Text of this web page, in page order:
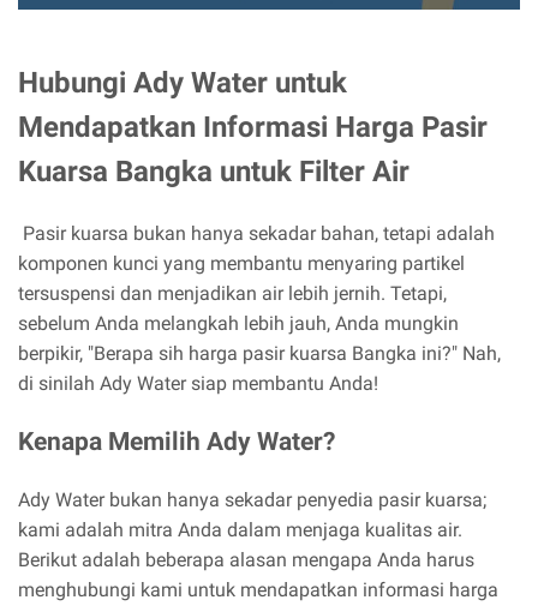
Hubungi Ady Water untuk
Mendapatkan Informasi Harga Pasir
Kuarsa Bangka untuk Filter Air
Pasir kuarsa bukan hanya sekadar bahan, tetapi adalah
komponen kunci yang membantu menyaring partikel
tersuspensi dan menjadikan air lebih jernih. Tetapi,
sebelum Anda melangkah lebih jauh, Anda mungkin
berpikir, "Berapa sih harga pasir kuarsa Bangka ini?" Nah,
di sinilah Ady Water siap membantu Anda!
Kenapa Memilih Ady Water?
Ady Water bukan hanya sekadar penyedia pasir kuarsa;
kami adalah mitra Anda dalam menjaga kualitas air.
Berikut adalah beberapa alasan mengapa Anda harus
menghubungi kami untuk mendapatkan informasi harga